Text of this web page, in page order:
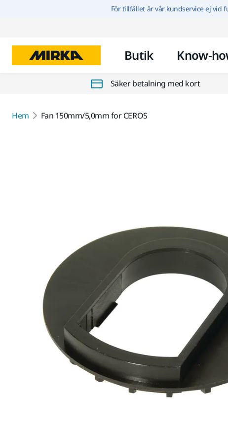
För tillfället är vår kundservice ej vid
Butik Know-
Säker betalning med kort
Hem Fan 150mm/5,0mm for CEROS